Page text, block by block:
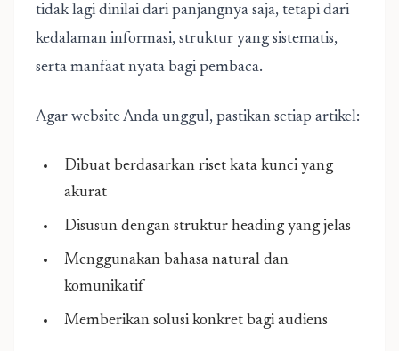
tidak lagi dinilai dari panjangnya saja, tetapi dari
kedalaman informasi, struktur yang sistematis,
serta manfaat nyata bagi pembaca.
Agar website Anda unggul, pastikan setiap artikel:
Dibuat berdasarkan riset kata kunci yang
akurat
Disusun dengan struktur heading yang jelas
Menggunakan bahasa natural dan
komunikatif
Memberikan solusi konkret bagi audiens